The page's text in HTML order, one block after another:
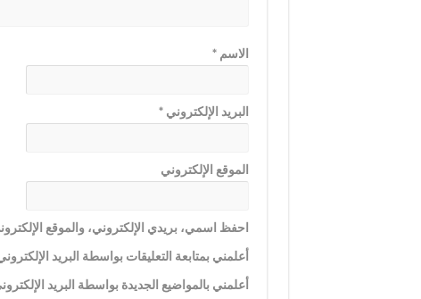
الاسم*
البريد الإلكتروني*
الموقع الإلكتروني
احفظ اسمي، بريدي الإلكتروني، والموقع
أعلمني بمتابعة التعليقات بواسطة البريد
أعلمني بالمواضيع الجديدة بواسطة البريد